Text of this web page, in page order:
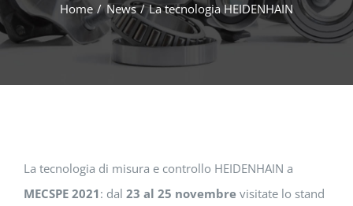
Home News La tecnologia HEIDENHAIN
La tecnologia di misura e controllo HEIDENHAIN a
MECSPE 2021: dal 23 al 25 novembre visitate lo stand